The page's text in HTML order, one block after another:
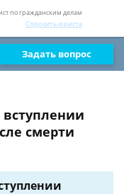
по гражданским делам
Спросить юриста
Задать вопрос
смерти